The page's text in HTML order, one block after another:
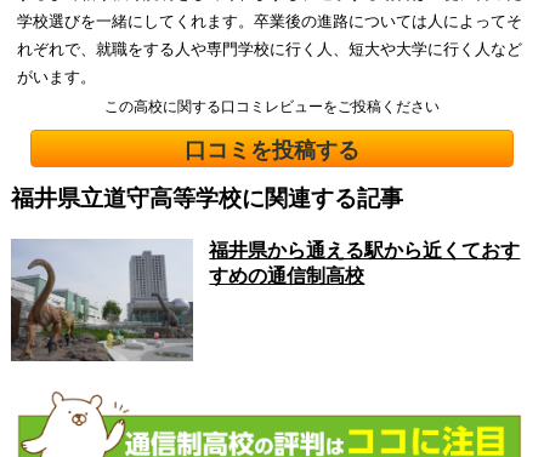
学校選びを一緒にしてくれます。卒業後の進路については人によってそ
れぞれで、就職をする人や専門学校に行く人、短大や大学に行く人など
がいます。
この高校に関する口コミレビューをご投稿ください
口コミを投稿する
福井県立道守高等学校に関連する記事
福井県から通える駅から近くておす
すめの通信制高校